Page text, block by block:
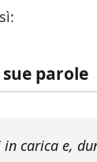
parole
carica e,